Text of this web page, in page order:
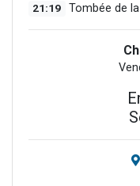
21:19 Tombée de